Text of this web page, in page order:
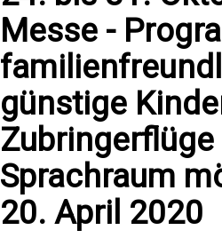
Messe -
günstige
Sprachraum
20. April 2020